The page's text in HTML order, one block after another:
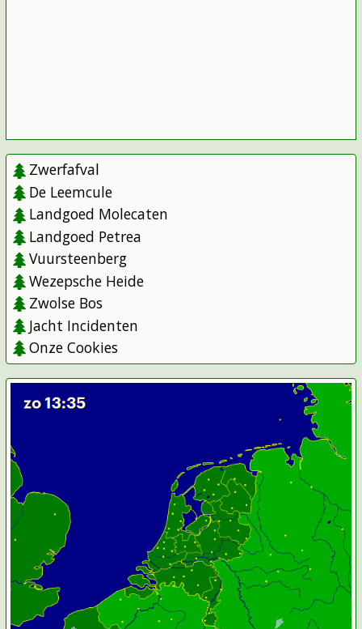
Zwerfafval
De Leemcule
Landgoed Molecaten
Landgoed Petrea
Vuursteenberg
Wezepsche Heide
Zwolse Bos
Jacht Incidenten
Onze Cookies